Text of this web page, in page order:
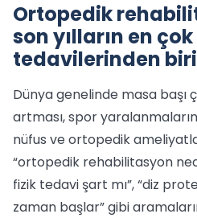
Ortopedik
son yılların en
tedavilerinden
Dünya genelinde masa başı
artması, spor
nüfus ve ortopedik
“ortopedik rehabilitasyon
fizik tedavi şart mı”, “diz
zaman başlar” gibi